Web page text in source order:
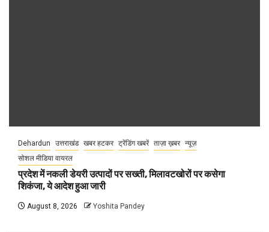
Dehardun उत्तराखंड खबर हटकर ट्रेंडिंग खबरें ताज़ा ख़बर न्यूज़
सोशल मीडिया वायरल
प्रदेश में नकली डेयरी उत्पादों पर सख्ती, मिलावटखोरों पर कसेगा
शिकंजा, ये आदेश हुआ जारी
August 8, 2026 Yoshita Pandey